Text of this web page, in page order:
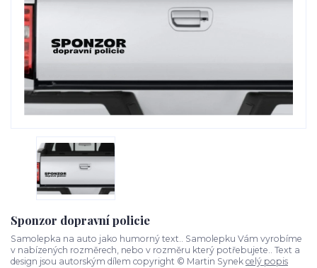
Sponzor dopravní policie
Samolepka na auto jako humorný text.. Samolepku Vám vyrobíme
v nabízených rozměrech, nebo v rozměru který potřebujete.. Text a
design jsou autorským dílem copyright © Martin Synek celý popis